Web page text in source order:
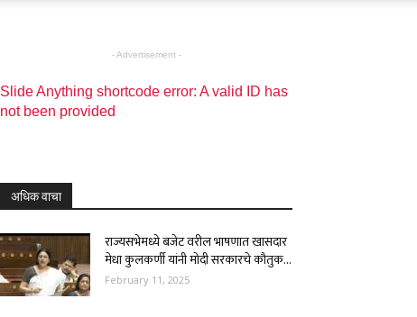
- Advertisement -
Slide Anything shortcode error: A valid ID has
not been provided
अधिक वाचा
राज्यसभेमध्ये बजेट वरील भाषणात खासदार
मेधा कुलकर्णी यांनी मोदी सरकारचे कौतुक...
February 11, 2025